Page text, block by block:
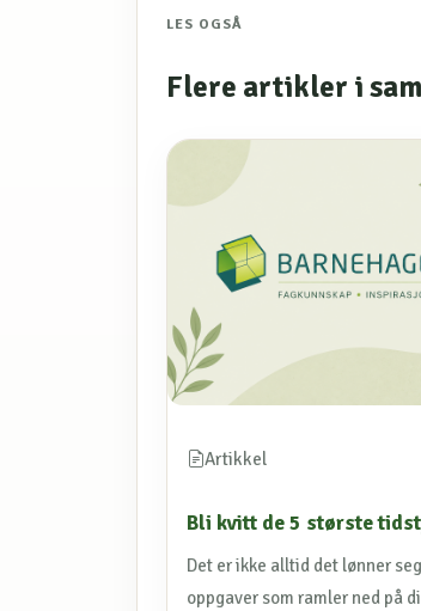
LES OGSÅ
Flere artikler i
Artikkel
Bli kvitt de 5 største
Det er ikke alltid det lønner
oppgaver som ramler ned på